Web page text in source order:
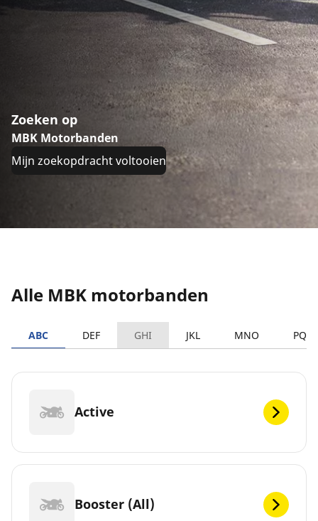
Zoeken op
MBK Motorbanden
Mijn zoekopdracht voltooien
Alle MBK motorbanden
ABC DEF GHI JKL MNO PQRS
Active
Booster (All)